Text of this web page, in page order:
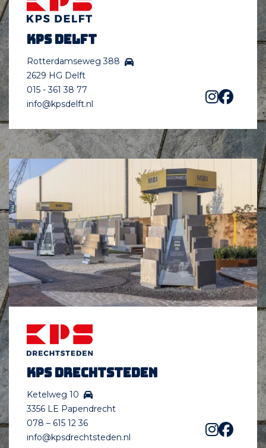
KPS Delft
Rotterdamseweg 388
2629 HG Delft
015 - 361 38 77
info@kpsdelft.nl
KPS Drechtsteden
Ketelweg 10
3356 LE Papendrecht
078 – 615 12 36
info@kpsdrechtsteden.nl